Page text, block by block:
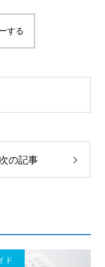
する
次の記事
ド